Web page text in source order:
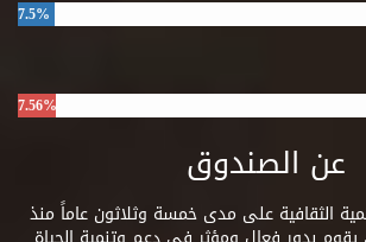
7.5%
7.56%
عن الصندوق
الثقافية على مدى خمسة وثلاثون عاماً منذ